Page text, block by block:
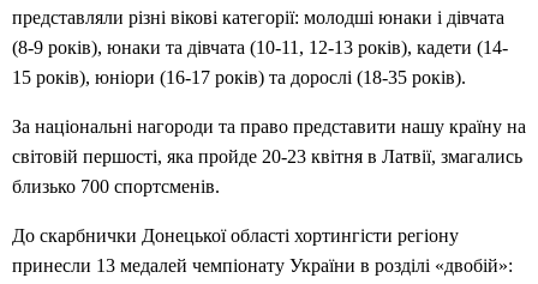
представляли різні вікові категорії: молодші юнаки і дівчата
(8-9 років), юнаки та дівчата (10-11, 12-13 років), кадети (14-
15 років), юніори (16-17 років) та дорослі (18-35 років).
За національні нагороди та право представити нашу країну на
світовій першості, яка пройде 20-23 квітня в Латвії, змагались
близько 700 спортсменів.
До скарбнички Донецької області хортингісти регіону
принесли 13 медалей чемпіонату України в розділі «двобій»: